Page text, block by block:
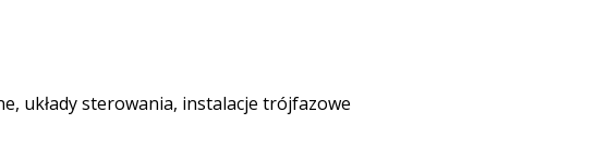
układy sterowania, instalacje trójfazowe